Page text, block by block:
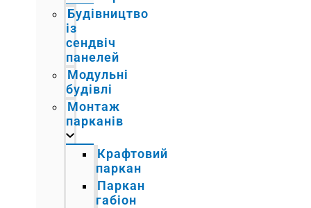
Будівництво
із
сендвіч
панелей
Модульні
будівлі
Монтаж
парканів
Крафтовий
паркан
Паркан
габіон